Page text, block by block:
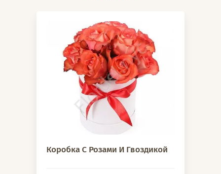
Коробка С Розами И Гвоздикой